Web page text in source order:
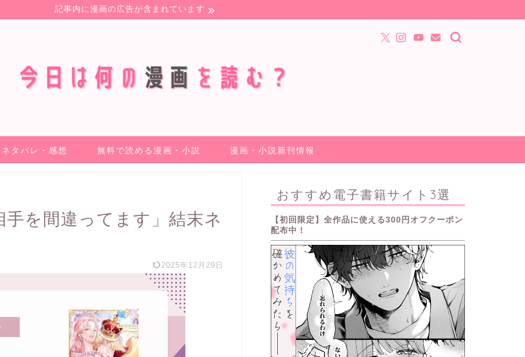
記事内に漫画の広告が含まれています
ネタバレ・感想 無料で読める漫画・小説 漫画・小説新刊情報
手を間違ってます」結末ネ
2025年12月29日
おすすめ電子書籍サイト3選
【初回限定】全作品に使える300円オフクーポン
配布中！